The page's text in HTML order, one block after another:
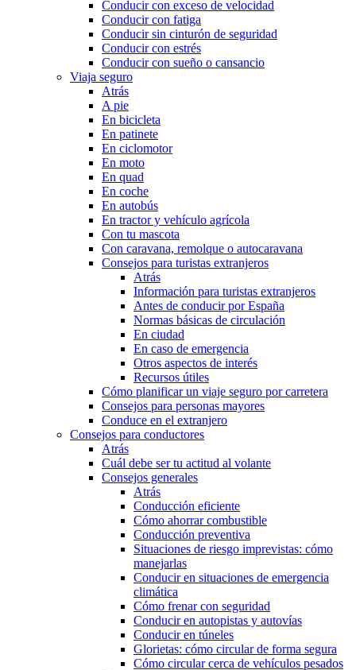
Conducir con exceso de velocidad
Conducir con fatiga
Conducir sin cinturón de seguridad
Conducir con estrés
Conducir con sueño o cansancio
Viaja seguro
Atrás
A pie
En bicicleta
En patinete
En ciclomotor
En moto
En quad
En coche
En autobús
En tractor y vehículo agrícola
Con tu mascota
Con caravana, remolque o autocaravana
Consejos para turistas extranjeros
Atrás
Información para turistas extranjeros
Antes de conducir por España
Normas básicas de circulación
En ciudad
En caso de emergencia
Otros aspectos de interés
Recursos útiles
Cómo planificar un viaje seguro por carretera
Consejos para personas mayores
Conduce en el extranjero
Consejos para conductores
Atrás
Cuál debe ser tu actitud al volante
Consejos generales
Atrás
Conducción eficiente
Cómo ahorrar combustible
Conducción preventiva
Situaciones de riesgo imprevistas: cómo
manejarlas
Conducir en situaciones de emergencia
climática
Cómo frenar con seguridad
Conducir en autopistas y autovías
Conducir en túneles
Glorietas: cómo circular de forma segura
Cómo circular cerca de vehículos pesados